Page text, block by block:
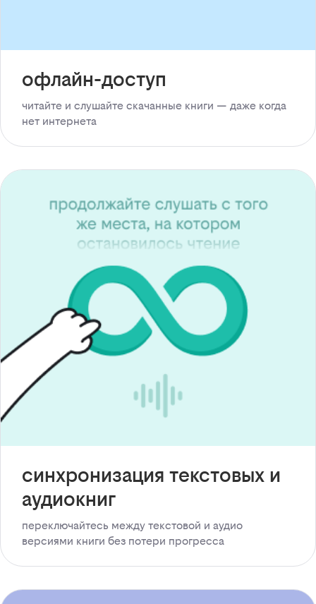
офлайн-доступ
читайте и слушайте скачанные книги — даже когда
нет интернета
синхронизация текстовых и
аудиокниг
переключайтесь между текстовой и аудио
версиями книги без потери прогресса